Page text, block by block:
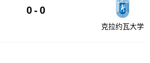
0 - 0
克拉约瓦大学